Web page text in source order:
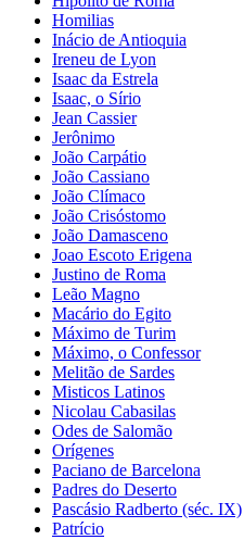
Homilias
Inácio de Antioquia
Ireneu de Lyon
Isaac da Estrela
Isaac, o Sírio
Jean Cassier
Jerônimo
João Carpátio
João Cassiano
João Clímaco
João Crisóstomo
João Damasceno
Joao Escoto Erigena
Justino de Roma
Leão Magno
Macário do Egito
Máximo de Turim
Máximo, o Confessor
Melitão de Sardes
Misticos Latinos
Nicolau Cabasilas
Odes de Salomão
Orígenes
Paciano de Barcelona
Padres do Deserto
Pascásio Radberto (séc. IX)
Patrício